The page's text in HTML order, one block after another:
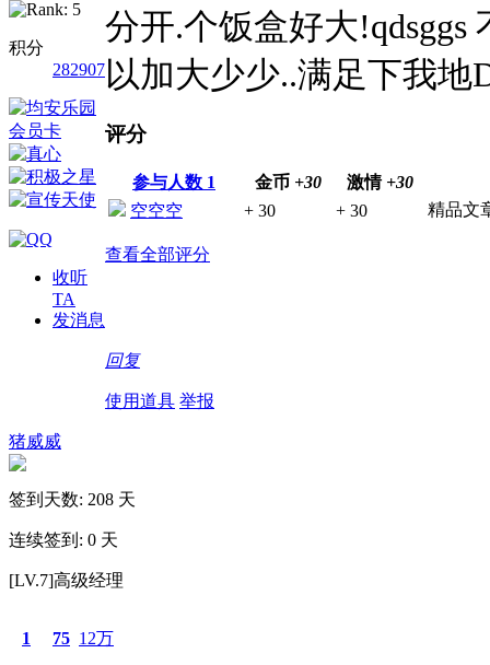
积分
282907
收听
TA
发消息
分开.个饭盒好大!qdsggs
以加大少少..满足下我地
评分
参与人数 1 金币 +30 激情 +30
空空空
+ 30 + 30 精品文
查看全部评分
回复
使用道具 举报
猪威威
签到天数: 208 天
连续签到: 0 天
[LV.7]高级经理
1 75 12万